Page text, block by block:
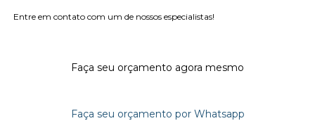
Entre em contato com um de nossos especialistas!
Faça seu orçamento agora mesmo
Faça seu orçamento por Whatsapp